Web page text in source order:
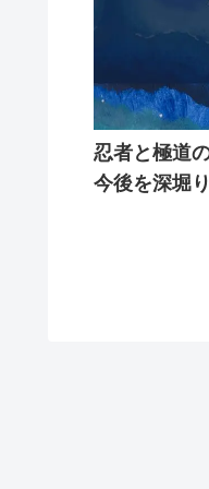
忍者と極道
今後を深堀